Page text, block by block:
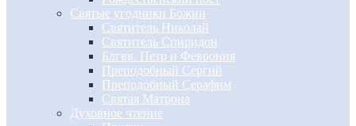
Святые угодники Божии
Святитель Николай
Святитель Спиридон
Блгвв. Петр и Феврония
Преподобный Сергий
Преподобный Серафим
Святая Матрона
Духовное чтение